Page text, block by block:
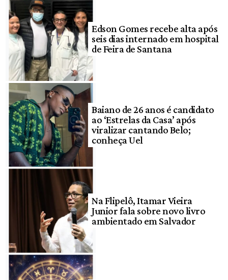
Edson Gomes recebe alta após
seis dias internado em hospital
de Feira de Santana
Baiano de 26 anos é candidato
ao ‘Estrelas da Casa’ após
viralizar cantando Belo;
conheça Uel
Na Flipelô, Itamar Vieira
Junior fala sobre novo livro
ambientado em Salvador